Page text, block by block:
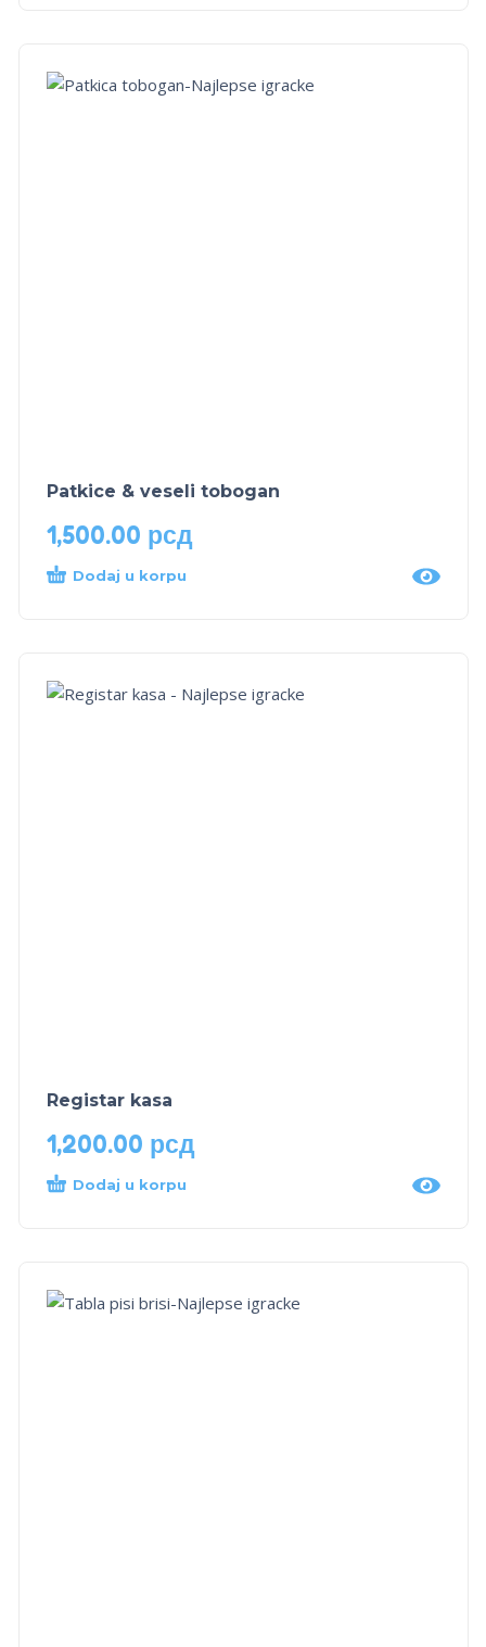
Patkice & veseli tobogan
1,500.00 рсд
Dodaj u korpu
Registar kasa
1,200.00 рсд
Dodaj u korpu